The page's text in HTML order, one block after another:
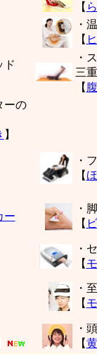
【
・
【
ド
・
三
【
ーの
】
・
【
ー
・
【
・
【
・
【
・
【